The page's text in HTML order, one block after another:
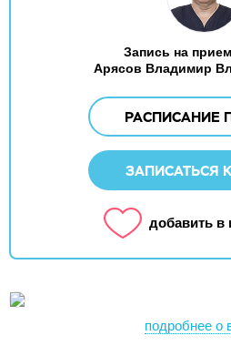
Запись на
Арясов Владимир
РАСПИСАНИЕ
ЗАПИСАТЬСЯ
добавить в
подробнее о